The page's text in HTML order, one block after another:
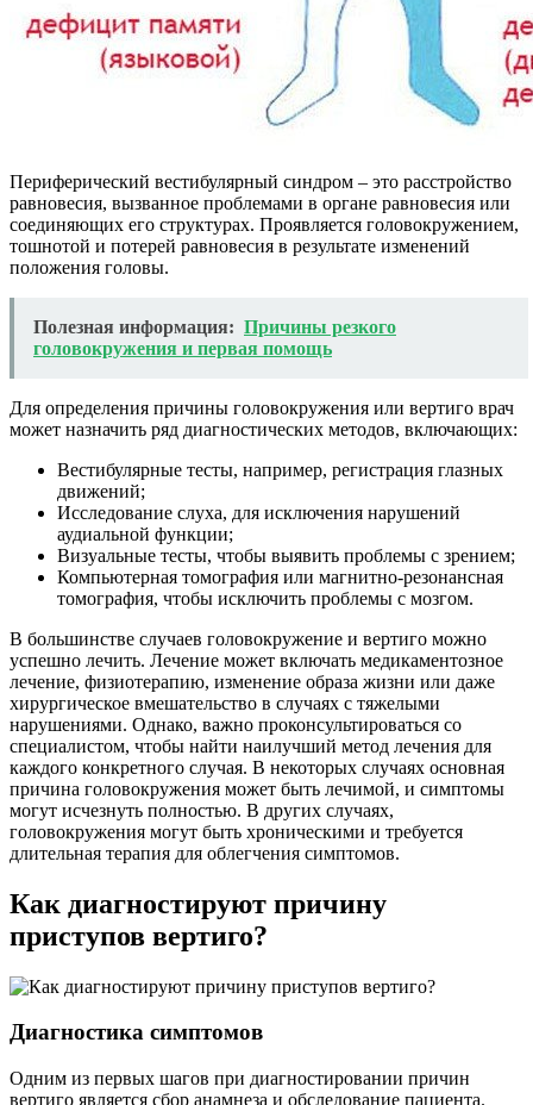
Периферический вестибулярный синдром – это расстройство
равновесия, вызванное проблемами в органе равновесия или
соединяющих его структурах. Проявляется головокружением,
тошнотой и потерей равновесия в результате изменений
положения головы.
Полезная информация: Причины резкого
головокружения и первая помощь
Для определения причины головокружения или вертиго врач
может назначить ряд диагностических методов, включающих:
Вестибулярные тесты, например, регистрация глазных
движений;
Исследование слуха, для исключения нарушений
аудиальной функции;
Визуальные тесты, чтобы выявить проблемы с зрением;
Компьютерная томография или магнитно-резонансная
томография, чтобы исключить проблемы с мозгом.
В большинстве случаев головокружение и вертиго можно
успешно лечить. Лечение может включать медикаментозное
лечение, физиотерапию, изменение образа жизни или даже
хирургическое вмешательство в случаях с тяжелыми
нарушениями. Однако, важно проконсультироваться со
специалистом, чтобы найти наилучший метод лечения для
каждого конкретного случая. В некоторых случаях основная
причина головокружения может быть лечимой, и симптомы
могут исчезнуть полностью. В других случаях,
головокружения могут быть хроническими и требуется
длительная терапия для облегчения симптомов.
Как диагностируют причину
приступов вертиго?
Диагностика симптомов
Одним из первых шагов при диагностировании причин
вертиго является сбор анамнеза и обследование пациента.